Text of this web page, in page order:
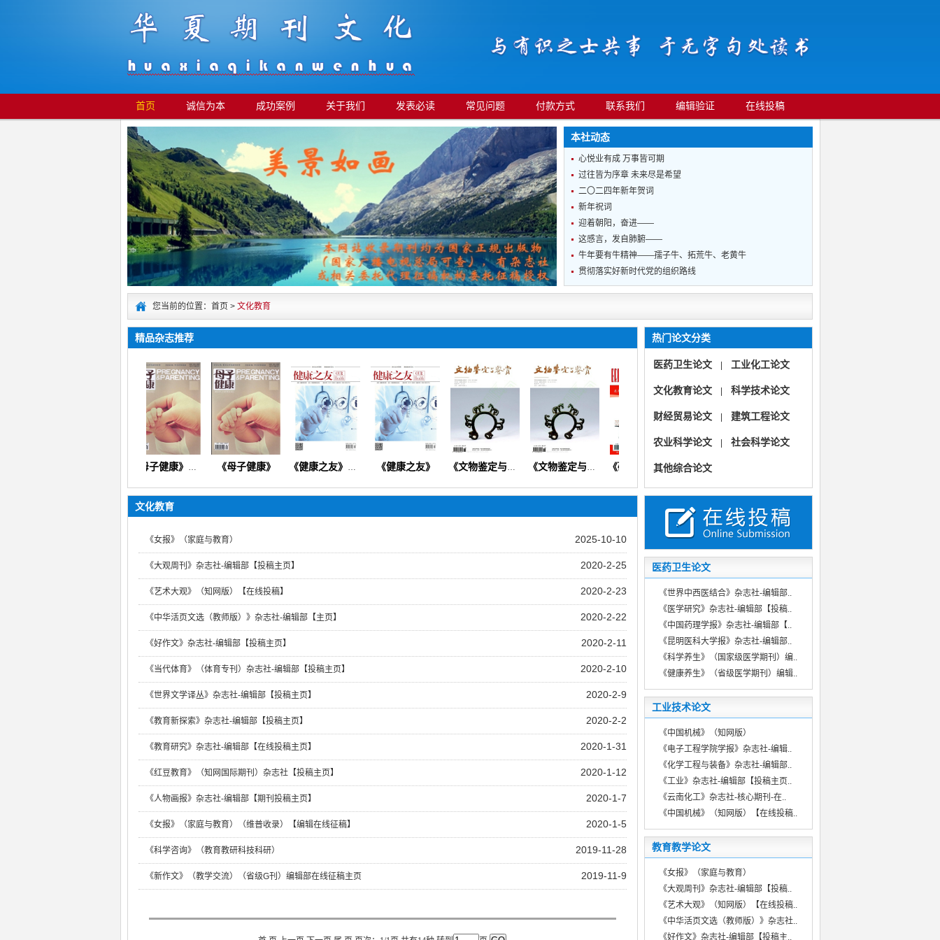
首页 诚信为本 成功案例 关于我们 发表必读 常见问题 付款方式 联系我们 编辑验证 在线投稿
本社动态
心悦业有成 万事皆可期
过往皆为序章 未来尽是希望
二〇二四年新年贺词
新年祝词
迎着朝阳，奋进——
这感言，发自肺腑——
牛年要有牛精神——孺子牛、拓荒牛、老黄牛
贯彻落实好新时代党的组织路线
您当前的位置：首页 > 文化教育
精品杂志推荐
《母子健康》（医学健康科普女性幼儿用药指导护理管理） 《母子健康》 《健康之友》（论著综述药物临床中西医结合护理管理） 《健康之友》 《文物鉴定与鉴赏》（文物保护博物馆学文化遗产历史考古） 《文物鉴定与鉴赏》 《砖瓦世界》（城乡规划建设工程技术设计建筑管理材料环保） 《砖瓦世界》
文化教育
2025-10-10
《女报》（家庭与教育）
2020-2-25
《大观周刊》杂志社-编辑部【投稿主页】
2020-2-23
《艺术大观》（知网版）【在线投稿】
2020-2-22
《中华活页文选（教师版）》杂志社-编辑部【主页】
2020-2-11
《好作文》杂志社-编辑部【投稿主页】
2020-2-10
《当代体育》（体育专刊）杂志社-编辑部【投稿主页】
2020-2-9
《世界文学译丛》杂志社-编辑部【投稿主页】
2020-2-2
《教育新探索》杂志社-编辑部【投稿主页】
2020-1-31
《教育研究》杂志社-编辑部【在线投稿主页】
2020-1-12
《红豆教育》（知网国际期刊）杂志社【投稿主页】
2020-1-7
《人物画报》杂志社-编辑部【期刊投稿主页】
2020-1-5
《女报》（家庭与教育）（维普收录）【编辑在线征稿】
2019-11-28
《科学咨询》（教育教研科技科研）
2019-11-9
《新作文》（教学交流）（省级G刊）编辑部在线征稿主页
热门论文分类
医药卫生论文 工业化工论文
文化教育论文 科学技术论文
财经贸易论文 建筑工程论文
农业科学论文 社会科学论文
其他综合论文
医药卫生论文
《世界中西医结合》杂志社-编辑部..
《医学研究》杂志社-编辑部【投稿..
《中国药理学报》杂志社-编辑部【..
《昆明医科大学报》杂志社-编辑部..
《科学养生》（国家级医学期刊）编..
《健康养生》（省级医学期刊）编辑..
工业技术论文
《中国机械》（知网版）
《电子工程学院学报》杂志社-编辑..
《化学工程与装备》杂志社-编辑部..
《工业》杂志社-编辑部【投稿主页..
《云南化工》杂志社-核心期刊-在..
《中国机械》（知网版）【在线投稿..
教育教学论文
《女报》（家庭与教育）
《大观周刊》杂志社-编辑部【投稿..
《艺术大观》（知网版）【在线投稿..
《中华活页文选（教师版）》杂志社..
《好作文》杂志社-编辑部【投稿主..